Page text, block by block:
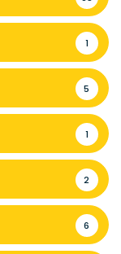
1
5
1
2
6